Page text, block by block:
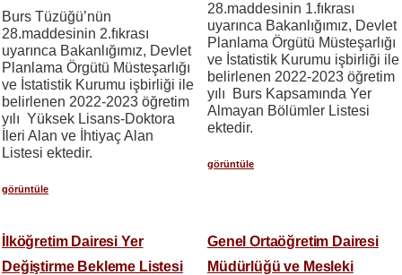
Burs Tüzüğü’nün
28.maddesinin 2.fıkrası
uyarınca Bakanlığımız, Devlet
Planlama Örgütü Müsteşarlığı
ve İstatistik Kurumu işbirliği ile
belirlenen 2022-2023 öğretim
yılı Yüksek Lisans-Doktora
İleri Alan ve İhtiyaç Alan
Listesi ektedir.
görüntüle
28.maddesinin 1.fıkrası
uyarınca Bakanlığımız, Devlet
Planlama Örgütü Müsteşarlığı
ve İstatistik Kurumu işbirliği ile
belirlenen 2022-2023 öğretim
yılı Burs Kapsamında Yer
Almayan Bölümler Listesi
ektedir.
görüntüle
İlköğretim Dairesi Yer
Değiştirme Bekleme Listesi
Genel Ortaöğretim Dairesi
Müdürlüğü ve Mesleki